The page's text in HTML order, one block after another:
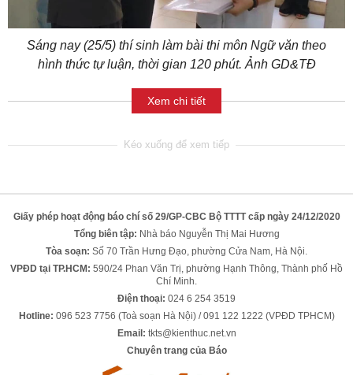
Sáng nay (25/5) thí sinh làm bài thi môn Ngữ văn theo
hình thức tự luận, thời gian 120 phút. Ảnh GD&TĐ
Xem chi tiết
Giấy phép hoạt động báo chí số 29/GP-CBC Bộ TTTT cấp ngày 24/12/2020
Tổng biên tập: Nhà báo Nguyễn Thị Mai Hương
Tòa soạn: Số 70 Trần Hưng Đạo, phường Cửa Nam, Hà Nội.
VPĐD tại TP.HCM: 590/24 Phan Văn Trị, phường Hạnh Thông, Thành phố Hồ
Chí Minh.
Điện thoại: 024 6 254 3519
Hotline: 096 523 7756 (Toà soạn Hà Nội) / 091 122 1222 (VPĐD TPHCM)
Email: tkts@kienthuc.net.vn
Chuyên trang của Báo